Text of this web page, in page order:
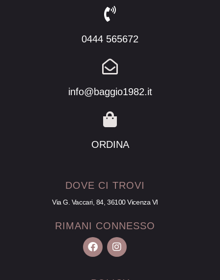
0444 565672
info@baggio1982.it
ORDINA
DOVE CI TROVI
Via G. Vaccari, 84, 36100 Vicenza VI
RIMANI CONNESSO